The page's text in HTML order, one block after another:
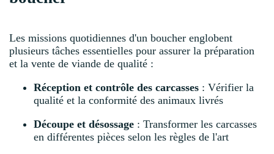
Les missions quotidiennes d'un boucher englobent
plusieurs tâches essentielles pour assurer la préparation
et la vente de viande de qualité :
Réception et contrôle des carcasses : Vérifier la
qualité et la conformité des animaux livrés
Découpe et désossage : Transformer les carcasses
en différentes pièces selon les règles de l'art